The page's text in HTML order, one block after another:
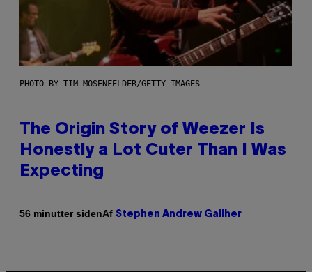
PHOTO BY TIM MOSENFELDER/GETTY IMAGES
The Origin Story of Weezer Is
Honestly a Lot Cuter Than I Was
Expecting
56 minutter sidenAf Stephen Andrew Galiher